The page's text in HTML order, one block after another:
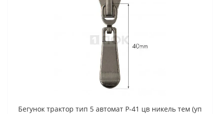
Бегунок трактор тип 5 автомат P-41 цв никель тем (уп